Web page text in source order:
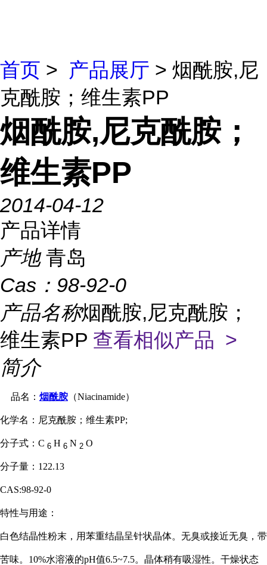
首页 > 产品展厅 > 烟酰胺,尼
克酰胺；维生素PP
烟酰胺,尼克酰胺；
维生素PP
2014-04-12
产品详情
产地 青岛
Cas： 98-92-0
产品名称烟酰胺,尼克酰胺；
维生素PP 查看相似产品 >
简介
品名： 烟酰胺 （Niacinamide）
化学名：尼克酰胺；维生素PP;
分子式：C 6 H 6 N 2 O
分子量：122.13
CAS:98-92-0
特性与用途：
白色结晶性粉末，用苯重结晶呈针状晶体。无臭或接近无臭，带
苦味。10%水溶液的pH值6.5~7.5。晶体稍有吸湿性。干燥状态